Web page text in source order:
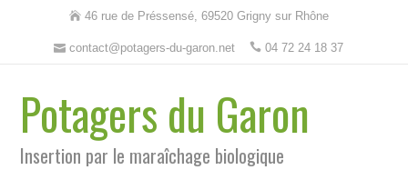
46 rue de Préssensé, 69520 Grigny sur Rhône
contact@potagers-du-garon.net 04 72 24 18 37
Potagers du Garon
Insertion par le maraîchage biologique